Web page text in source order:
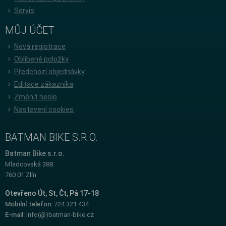
Servis
MŮJ ÚČET
Nová registrace
Oblíbené položky
Předchozí objednávky
Editace zákazníka
Změnit heslo
Nastavení cookies
BATMAN BIKE S.R.O.
Batman Bike s.r.o.
Mladcovská 388
760 01 Zlín
Otevřeno Út, St, Čt, Pá 17-18
Mobilní telefon: 724 321 434
E-mail: info(@)batman-bike.cz